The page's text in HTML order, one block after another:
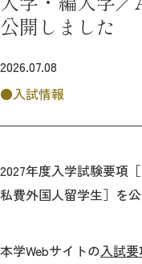
入試要項・各種手続き
イベント・見学
高校教員の方へ
参考情報
公開しました
2026.07.08
入試情報
2027年度入学試験要項
私費外国人留学生］を公
本学Webサイトの入試